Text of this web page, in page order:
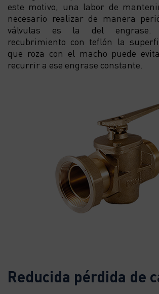
este motivo, una labor de
necesario realizar de manera
válvulas es la del engrase.
recubrimiento con teflón la
que roza con el macho puede
recurrir a ese engrase constante.
Reducida pérdida de